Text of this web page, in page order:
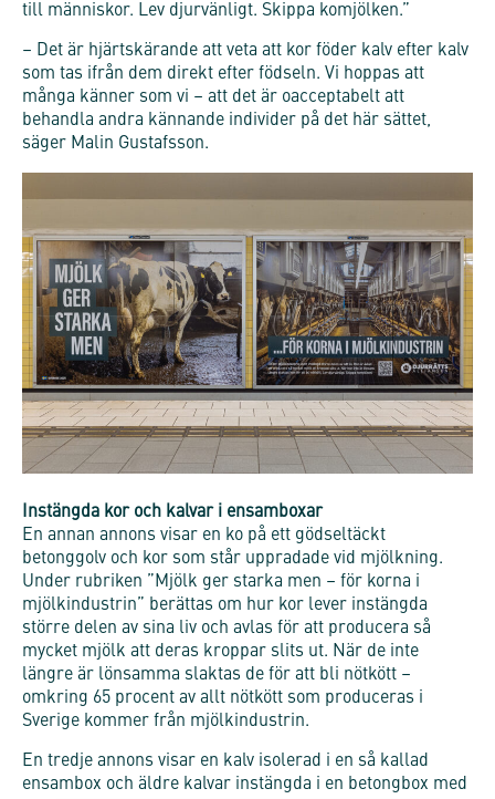
till människor. Lev djurvänligt. Skippa komjölken.”
– Det är hjärtskärande att veta att kor föder kalv efter kalv
som tas ifrån dem direkt efter födseln. Vi hoppas att
många känner som vi – att det är oacceptabelt att
behandla andra kännande individer på det här sättet,
säger Malin Gustafsson.
Instängda kor och kalvar i ensamboxar
En annan annons visar en ko på ett gödseltäckt
betonggolv och kor som står uppradade vid mjölkning.
Under rubriken ”Mjölk ger starka men – för korna i
mjölkindustrin” berättas om hur kor lever instängda
större delen av sina liv och avlas för att producera så
mycket mjölk att deras kroppar slits ut. När de inte
längre är lönsamma slaktas de för att bli nötkött –
omkring 65 procent av allt nötkött som produceras i
Sverige kommer från mjölkindustrin.
En tredje annons visar en kalv isolerad i en så kallad
ensambox och äldre kalvar instängda i en betongbox med